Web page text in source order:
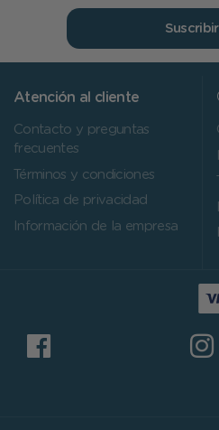
Atención al cliente
Contacto y preguntas
frecuentes
Términos y condiciones
Política de privacidad
Información de la empresa